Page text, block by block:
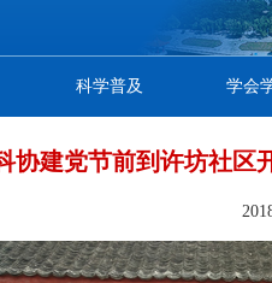
科学普及 学会
协建党节前到许坊社区